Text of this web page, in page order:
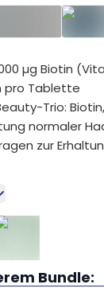
µg Biotin
pro Tablette
Trio:
normaler
zur
Bundle: